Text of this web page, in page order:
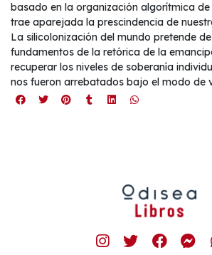
basado en la organización algorítmica
trae aparejada la prescindencia de
La silicolonización del mundo pretende
fundamentos de la retórica de la
recuperar los niveles de soberanía
nos fueron arrebatados bajo el modo de